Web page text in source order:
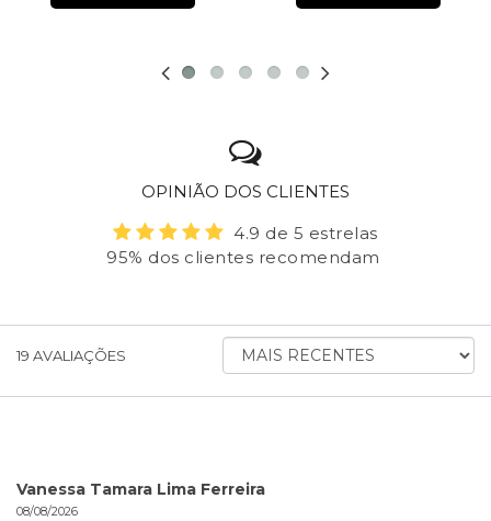
OPINIÃO DOS CLIENTES
4.9 de 5 estrelas
95% dos clientes recomendam
19 AVALIAÇÕES
ORDENAR
AVALIAÇÕES
Vanessa Tamara Lima Ferreira
08/08/2026